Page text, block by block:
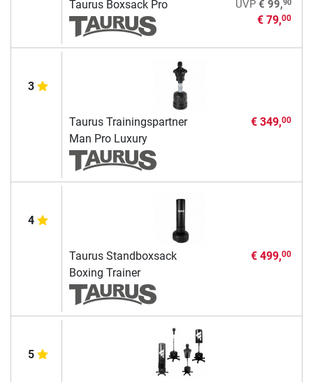
Taurus Boxsack Pro UVP € 99,90
€ 79,00
3
Taurus Trainingspartner
Man Pro Luxury
€ 349,00
4
Taurus Standboxsack
Boxing Trainer
€ 499,00
5